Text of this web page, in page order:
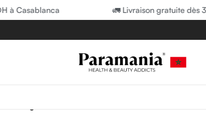
🚛 Livraison gratuite dès 300